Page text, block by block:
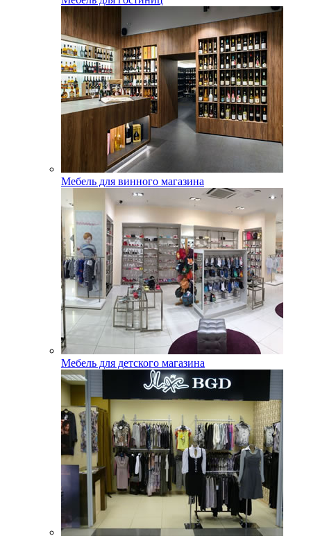
Мебель для винного магазина
Мебель для детского магазина